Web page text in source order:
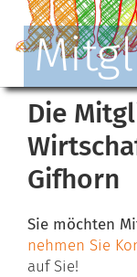
Die
Gifhorn
Sie möchten
nehmen Sie
auf Sie!